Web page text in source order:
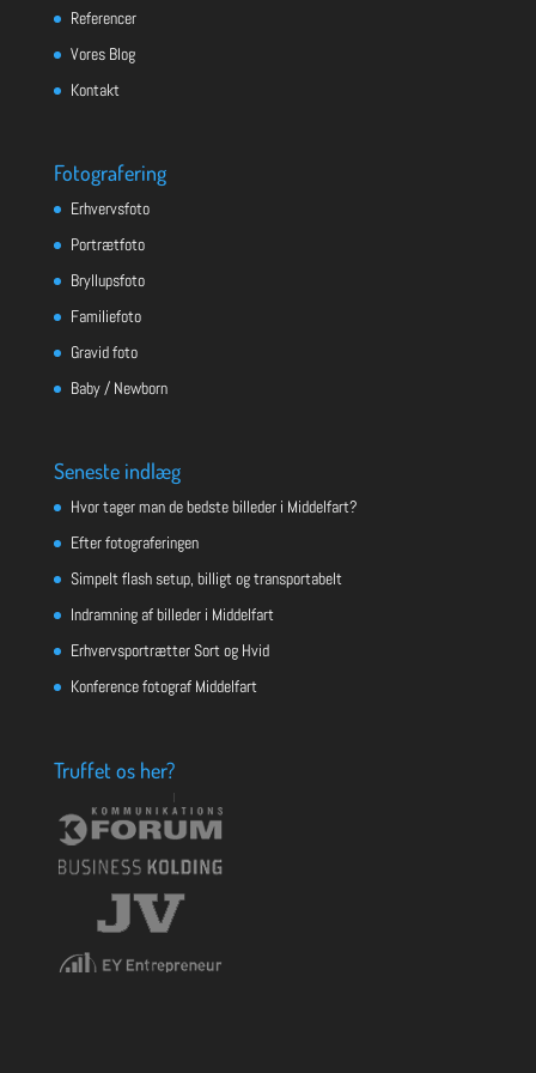
Referencer
Vores Blog
Kontakt
Fotografering
Erhvervsfoto
Portrætfoto
Bryllupsfoto
Familiefoto
Gravid foto
Baby / Newborn
Seneste indlæg
Hvor tager man de bedste billeder i Middelfart?
Efter fotograferingen
Simpelt flash setup, billigt og transportabelt
Indramning af billeder i Middelfart
Erhvervsportrætter Sort og Hvid
Konference fotograf Middelfart
Truffet os her?